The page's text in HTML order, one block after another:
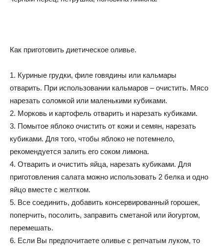
Как приготовить диетическое оливье.
1. Куриные грудки, филе говядины или кальмары
отварить. При использовании кальмаров – очистить. Мясо
нарезать соломкой или маленькими кубиками.
2. Морковь и картофель отварить и нарезать кубиками.
3. Помытое яблоко очистить от кожи и семян, нарезать
кубиками. Для того, чтобы яблоко не потемнело,
рекомендуется залить его соком лимона.
4. Отварить и очистить яйца, нарезать кубиками. Для
приготовления салата можно использовать 2 белка и одно
яйцо вместе с желтком.
5. Все соединить, добавить консервированный горошек,
поперчить, посолить, заправить сметаной или йогуртом,
перемешать.
6. Если Вы предпочитаете оливье с репчатым луком, то